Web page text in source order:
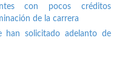
con pocos créditos
de la carrera
han solicitado adelanto de